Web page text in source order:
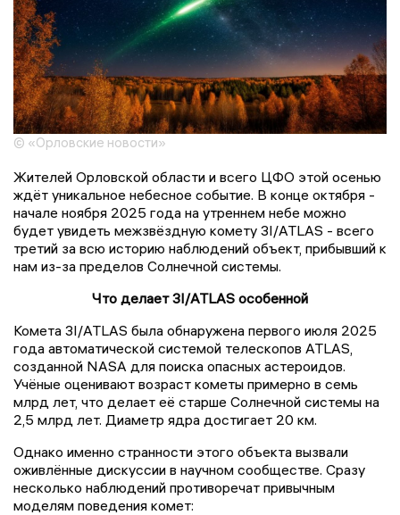
© «Орловские новости»
Жителей Орловской области и всего ЦФО этой осенью
ждёт уникальное небесное событие. В конце октября -
начале ноября 2025 года на утреннем небе можно
будет увидеть межзвёздную комету 3I/ATLAS - всего
третий за всю историю наблюдений объект, прибывший к
нам из-за пределов Солнечной системы.
Что делает 3I/ATLAS особенной
Комета 3I/ATLAS была обнаружена первого июля 2025
года автоматической системой телескопов ATLAS,
созданной NASA для поиска опасных астероидов.
Учёные оценивают возраст кометы примерно в семь
млрд лет, что делает её старше Солнечной системы на
2,5 млрд лет. Диаметр ядра достигает 20 км.
Однако именно странности этого объекта вызвали
оживлённые дискуссии в научном сообществе. Сразу
несколько наблюдений противоречат привычным
моделям поведения комет: